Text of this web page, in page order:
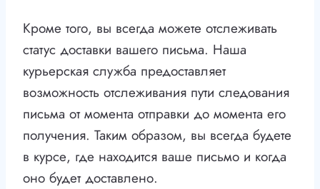
Кроме того, вы всегда можете отслеживать
статус доставки вашего письма. Наша
курьерская служба предоставляет
возможность отслеживания пути следования
письма от момента отправки до момента его
получения. Таким образом, вы всегда будете
в курсе, где находится ваше письмо и когда
оно будет доставлено.